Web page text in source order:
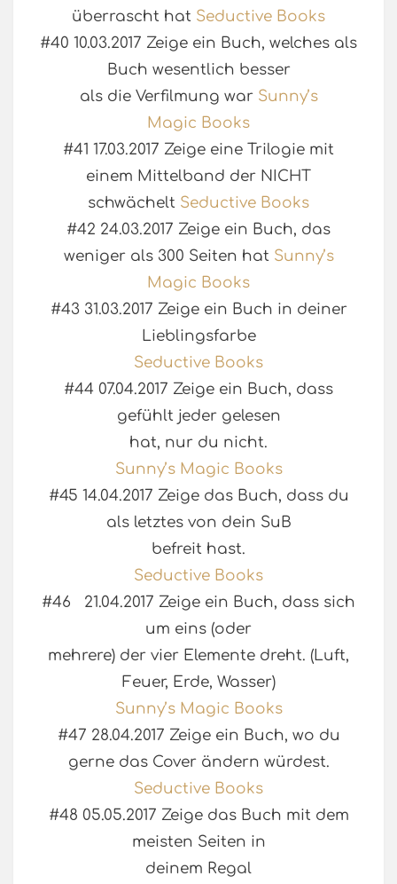
überrascht hat Seductive Books
#40 10.03.2017 Zeige ein Buch, welches als
Buch wesentlich besser
als die Verfilmung war Sunny’s
Magic Books
#41 17.03.2017 Zeige eine Trilogie mit
einem Mittelband der NICHT
schwächelt Seductive Books
#42 24.03.2017 Zeige ein Buch, das
weniger als 300 Seiten hat Sunny’s
Magic Books
#43 31.03.2017 Zeige ein Buch in deiner
Lieblingsfarbe
Seductive Books
#44 07.04.2017 Zeige ein Buch, dass
gefühlt jeder gelesen
hat, nur du nicht.
Sunny’s Magic Books
#45 14.04.2017 Zeige das Buch, dass du
als letztes von dein SuB
befreit hast.
Seductive Books
#46 21.04.2017 Zeige ein Buch, dass sich
um eins (oder
mehrere) der vier Elemente dreht. (Luft,
Feuer, Erde, Wasser)
Sunny’s Magic Books
#47 28.04.2017 Zeige ein Buch, wo du
gerne das Cover ändern würdest.
Seductive Books
#48 05.05.2017 Zeige das Buch mit dem
meisten Seiten in
deinem Regal